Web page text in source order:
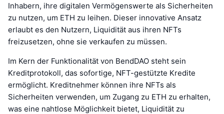
Inhabern, ihre digitalen Vermögenswerte als Sicherheiten
zu nutzen, um ETH zu leihen. Dieser innovative Ansatz
erlaubt es den Nutzern, Liquidität aus ihren NFTs
freizusetzen, ohne sie verkaufen zu müssen.
Im Kern der Funktionalität von BendDAO steht sein
Kreditprotokoll, das sofortige, NFT-gestützte Kredite
ermöglicht. Kreditnehmer können ihre NFTs als
Sicherheiten verwenden, um Zugang zu ETH zu erhalten,
was eine nahtlose Möglichkeit bietet, Liquidität zu